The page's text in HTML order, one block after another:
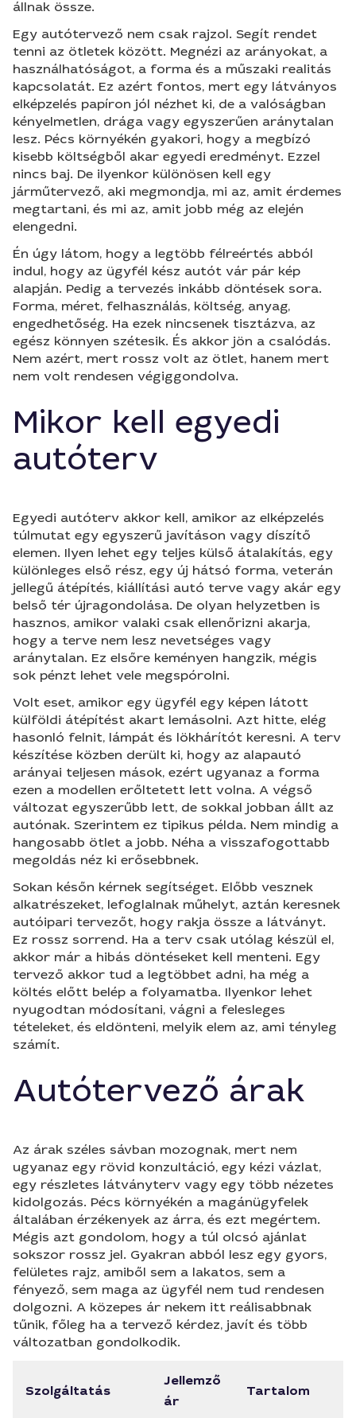
állnak össze.
Egy autótervező nem csak rajzol. Segít rendet
tenni az ötletek között. Megnézi az arányokat, a
használhatóságot, a forma és a műszaki realitás
kapcsolatát. Ez azért fontos, mert egy látványos
elképzelés papíron jól nézhet ki, de a valóságban
kényelmetlen, drága vagy egyszerűen aránytalan
lesz. Pécs környékén gyakori, hogy a megbízó
kisebb költségből akar egyedi eredményt. Ezzel
nincs baj. De ilyenkor különösen kell egy
járműtervező, aki megmondja, mi az, amit érdemes
megtartani, és mi az, amit jobb még az elején
elengedni.
Én úgy látom, hogy a legtöbb félreértés abból
indul, hogy az ügyfél kész autót vár pár kép
alapján. Pedig a tervezés inkább döntések sora.
Forma, méret, felhasználás, költség, anyag,
engedhetőség. Ha ezek nincsenek tisztázva, az
egész könnyen szétesik. És akkor jön a csalódás.
Nem azért, mert rossz volt az ötlet, hanem mert
nem volt rendesen végiggondolva.
Mikor kell egyedi
autóterv
Egyedi autóterv akkor kell, amikor az elképzelés
túlmutat egy egyszerű javításon vagy díszítő
elemen. Ilyen lehet egy teljes külső átalakítás, egy
különleges első rész, egy új hátsó forma, veterán
jellegű átépítés, kiállítási autó terve vagy akár egy
belső tér újragondolása. De olyan helyzetben is
hasznos, amikor valaki csak ellenőrizni akarja,
hogy a terve nem lesz nevetséges vagy
aránytalan. Ez elsőre keményen hangzik, mégis
sok pénzt lehet vele megspórolni.
Volt eset, amikor egy ügyfél egy képen látott
külföldi átépítést akart lemásolni. Azt hitte, elég
hasonló felnit, lámpát és lökhárítót keresni. A terv
készítése közben derült ki, hogy az alapautó
arányai teljesen mások, ezért ugyanaz a forma
ezen a modellen erőltetett lett volna. A végső
változat egyszerűbb lett, de sokkal jobban állt az
autónak. Szerintem ez tipikus példa. Nem mindig a
hangosabb ötlet a jobb. Néha a visszafogottabb
megoldás néz ki erősebbnek.
Sokan későn kérnek segítséget. Előbb vesznek
alkatrészeket, lefoglalnak műhelyt, aztán keresnek
autóipari tervezőt, hogy rakja össze a látványt.
Ez rossz sorrend. Ha a terv csak utólag készül el,
akkor már a hibás döntéseket kell menteni. Egy
tervező akkor tud a legtöbbet adni, ha még a
költés előtt belép a folyamatba. Ilyenkor lehet
nyugodtan módosítani, vágni a felesleges
tételeket, és eldönteni, melyik elem az, ami tényleg
számít.
Autótervező árak
Az árak széles sávban mozognak, mert nem
ugyanaz egy rövid konzultáció, egy kézi vázlat,
egy részletes látványterv vagy egy több nézetes
kidolgozás. Pécs környékén a magánügyfelek
általában érzékenyek az árra, és ezt megértem.
Mégis azt gondolom, hogy a túl olcsó ajánlat
sokszor rossz jel. Gyakran abból lesz egy gyors,
felületes rajz, amiből sem a lakatos, sem a
fényező, sem maga az ügyfél nem tud rendesen
dolgozni. A közepes ár nekem itt reálisabbnak
tűnik, főleg ha a tervező kérdez, javít és több
változatban gondolkodik.
Szolgáltatás
Jellemző
ár
Tartalom